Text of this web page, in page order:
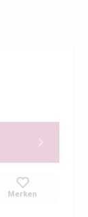
Merken